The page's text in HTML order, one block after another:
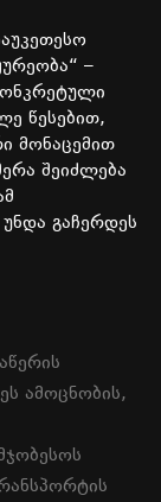
“ –
წესებით,
მონაცემით
შეიძლება
უნდა გაჩერდეს
ამოცნობის,